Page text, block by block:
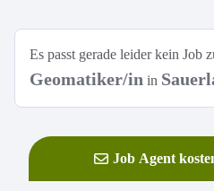
Es passt gerade leider kein Job
Geomatiker/in in
Job Agent